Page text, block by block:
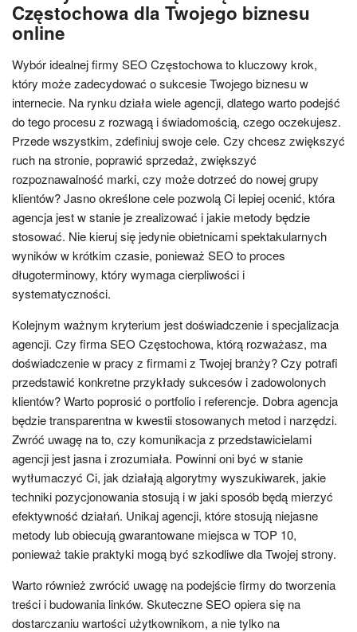
Częstochowa dla Twojego biznesu
online
Wybór idealnej firmy SEO Częstochowa to kluczowy krok,
który może zadecydować o sukcesie Twojego biznesu w
internecie. Na rynku działa wiele agencji, dlatego warto podejść
do tego procesu z rozwagą i świadomością, czego oczekujesz.
Przede wszystkim, zdefiniuj swoje cele. Czy chcesz zwiększyć
ruch na stronie, poprawić sprzedaż, zwiększyć
rozpoznawalność marki, czy może dotrzeć do nowej grupy
klientów? Jasno określone cele pozwolą Ci lepiej ocenić, która
agencja jest w stanie je zrealizować i jakie metody będzie
stosować. Nie kieruj się jedynie obietnicami spektakularnych
wyników w krótkim czasie, ponieważ SEO to proces
długoterminowy, który wymaga cierpliwości i
systematyczności.
Kolejnym ważnym kryterium jest doświadczenie i specjalizacja
agencji. Czy firma SEO Częstochowa, którą rozważasz, ma
doświadczenie w pracy z firmami z Twojej branży? Czy potrafi
przedstawić konkretne przykłady sukcesów i zadowolonych
klientów? Warto poprosić o portfolio i referencje. Dobra agencja
będzie transparentna w kwestii stosowanych metod i narzędzi.
Zwróć uwagę na to, czy komunikacja z przedstawicielami
agencji jest jasna i zrozumiała. Powinni oni być w stanie
wytłumaczyć Ci, jak działają algorytmy wyszukiwarek, jakie
techniki pozycjonowania stosują i w jaki sposób będą mierzyć
efektywność działań. Unikaj agencji, które stosują niejasne
metody lub obiecują gwarantowane miejsca w TOP 10,
ponieważ takie praktyki mogą być szkodliwe dla Twojej strony.
Warto również zwrócić uwagę na podejście firmy do tworzenia
treści i budowania linków. Skuteczne SEO opiera się na
dostarczaniu wartości użytkownikom, a nie tylko na